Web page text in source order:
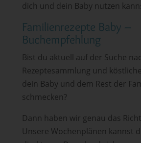
dich und dein Baby nutzen
Familienrezepte Baby –
Buchempfehlung
Bist du aktuell auf der Suche
Rezeptesammlung und
dein Baby und dem Rest der
schmecken?
Dann haben wir genau das
Unsere Wochenplänen kannst